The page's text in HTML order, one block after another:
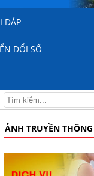
ĐÁP
ĐỔI SỐ
ẢNH TRUYỀN THÔNG